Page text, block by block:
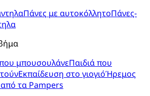
Πάνες με αυτοκόλλητοΠάνες-
μπουσουλάνεΠαιδιά που
Εκπαίδευση στο γιογιόΉρεμος
τα Pampers